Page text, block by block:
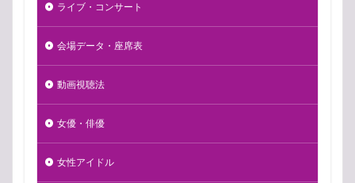
ライブ・コンサート
会場データ・座席表
動画視聴法
女優・俳優
女性アイドル